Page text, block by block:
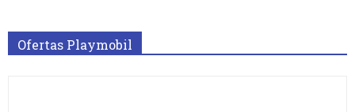
Ofertas Playmobil